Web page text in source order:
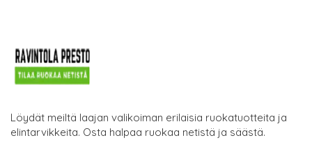
Löydät meiltä laajan valikoiman erilaisia ruokatuotteita ja
elintarvikkeita. Osta halpaa ruokaa netistä ja säästä.